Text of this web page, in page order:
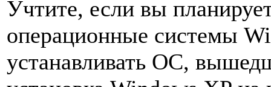
Учтите, если вы
операционные системы
устанавливать ОС,